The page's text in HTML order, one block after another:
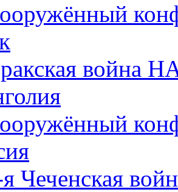
война
Чеченская